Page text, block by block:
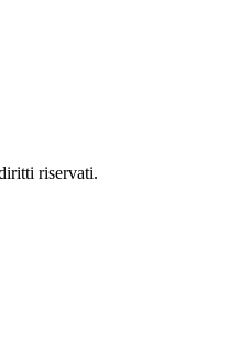
riservati.